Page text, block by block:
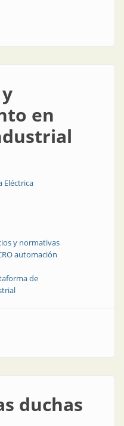
NOA 2023
en
Eléctrica
y normativas
automación
de
entrenamiento en hidráulica
duchas